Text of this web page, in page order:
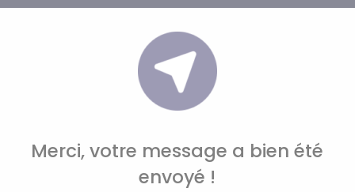
Merci, votre message a bien été
envoyé !